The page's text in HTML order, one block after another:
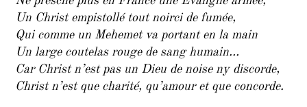
Un Christ empistollé tout noirci de fumée,
Qui comme un Mehemet va portant en la main
Un large coutelas rouge de sang humain…
Car Christ n’est pas un Dieu de noise ny discorde,
Christ n’est que charité, qu’amour et que concorde.